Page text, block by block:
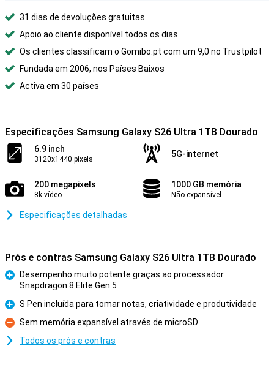
31 dias de devoluções gratuitas
Apoio ao cliente disponível todos os dias
Os clientes classificam o Gomibo.pt com um 9,0 no Trustpilot
Fundada em 2006, nos Países Baixos
Activa em 30 países
Especificações Samsung Galaxy S26 Ultra 1TB Dourado
6.9 inch
3120x1440 pixels
5G-internet
200 megapixels
8k vídeo
1000 GB memória
Não expansível
Especificações detalhadas
Prós e contras Samsung Galaxy S26 Ultra 1TB Dourado
Prós
Desempenho muito potente graças ao processador
Snapdragon 8 Elite Gen 5
Prós
S Pen incluída para tomar notas, criatividade e produtividade
Contras
Sem memória expansível através de microSD
Todos os prós e contras